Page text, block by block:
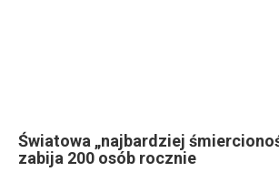
Światowa „najbardziej
zabija 200 osób rocznie